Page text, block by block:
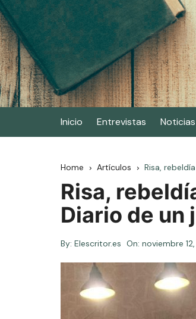
Skip
to
content
El periódico digital de los
Inicio Entrevistas Noticias
Home Artículos Risa,
Risa,
Diario de
By: Elescritor.es On: noviembre